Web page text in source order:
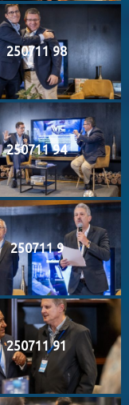
250711 98
250711 94
250711 9
250711 91